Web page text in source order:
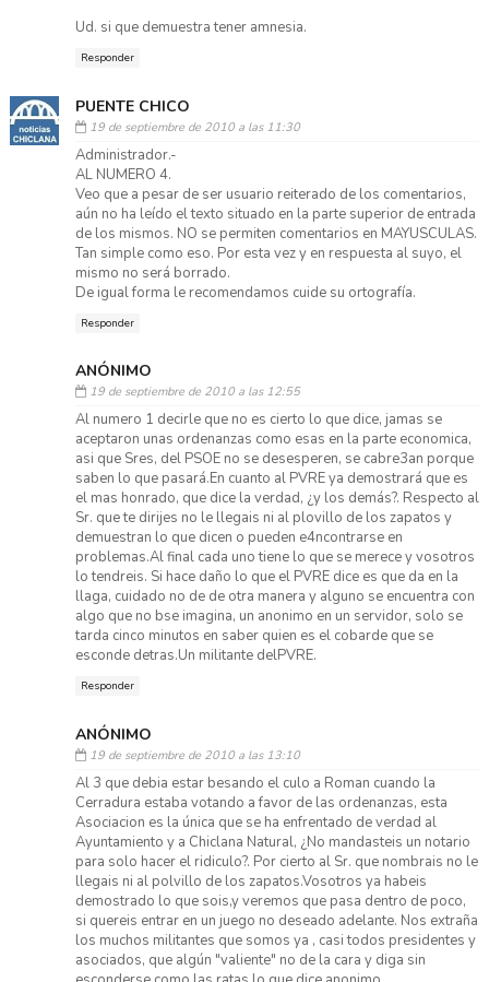
Ud. si que demuestra tener amnesia.
Responder
PUENTE CHICO
19 de septiembre de 2010 a las 11:30
Administrador.-
AL NUMERO 4.
Veo que a pesar de ser usuario reiterado de los comentarios,
aún no ha leído el texto situado en la parte superior de entrada
de los mismos. NO se permiten comentarios en MAYUSCULAS.
Tan simple como eso. Por esta vez y en respuesta al suyo, el
mismo no será borrado.
De igual forma le recomendamos cuide su ortografía.
Responder
ANÓNIMO
19 de septiembre de 2010 a las 12:55
Al numero 1 decirle que no es cierto lo que dice, jamas se
aceptaron unas ordenanzas como esas en la parte economica,
asi que Sres, del PSOE no se desesperen, se cabre3an porque
saben lo que pasará.En cuanto al PVRE ya demostrará que es
el mas honrado, que dice la verdad, ¿y los demás?. Respecto al
Sr. que te dirijes no le llegais ni al plovillo de los zapatos y
demuestran lo que dicen o pueden e4ncontrarse en
problemas.Al final cada uno tiene lo que se merece y vosotros
lo tendreis. Si hace daño lo que el PVRE dice es que da en la
llaga, cuidado no de de otra manera y alguno se encuentra con
algo que no bse imagina, un anonimo en un servidor, solo se
tarda cinco minutos en saber quien es el cobarde que se
esconde detras.Un militante delPVRE.
Responder
ANÓNIMO
19 de septiembre de 2010 a las 13:10
Al 3 que debia estar besando el culo a Roman cuando la
Cerradura estaba votando a favor de las ordenanzas, esta
Asociacion es la única que se ha enfrentado de verdad al
Ayuntamiento y a Chiclana Natural, ¿No mandasteis un notario
para solo hacer el ridiculo?. Por cierto al Sr. que nombrais no le
llegais ni al polvillo de los zapatos.Vosotros ya habeis
demostrado lo que sois,y veremos que pasa dentro de poco,
si quereis entrar en un juego no deseado adelante. Nos extraña
los muchos militantes que somos ya , casi todos presidentes y
asociados, que algún "valiente" no de la cara y diga sin